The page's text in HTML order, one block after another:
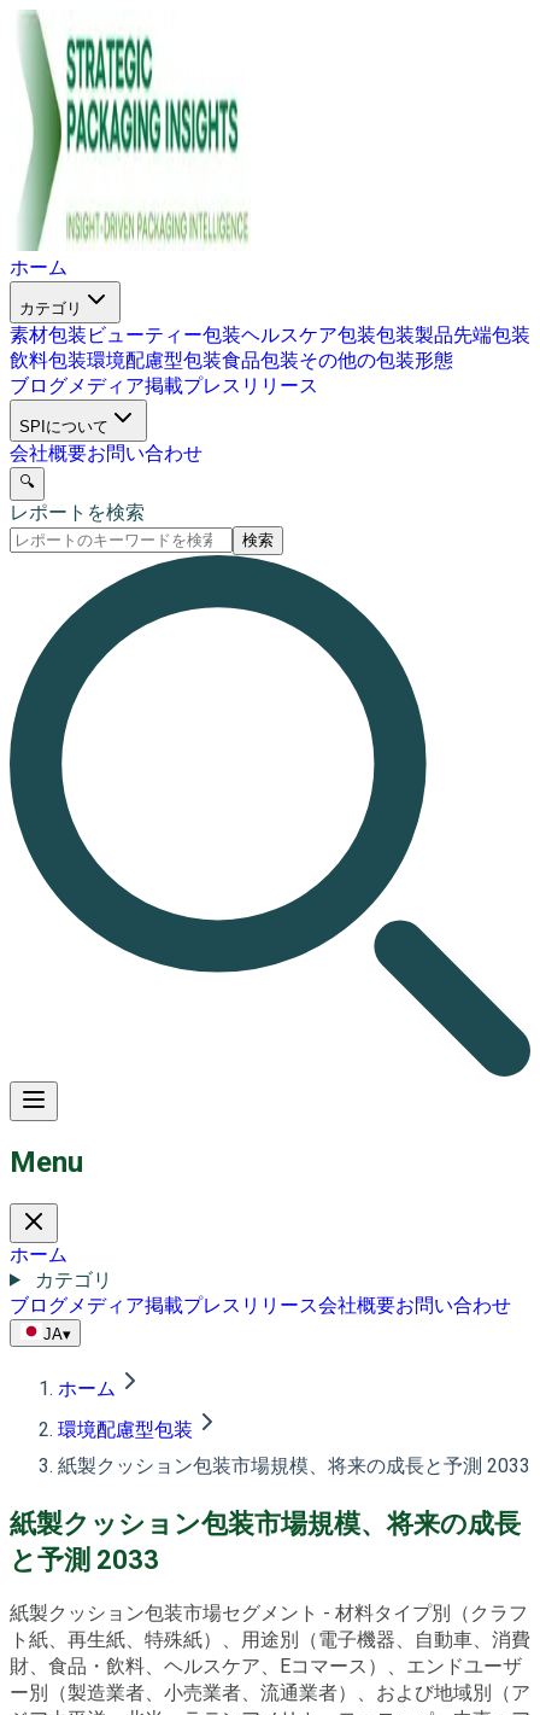
ホーム
カテゴリ
素材包装 ビューティー包装ヘルスケア包装包装製品先端包装
飲料包装環境配慮型包装食品包装その他の包装形態
ブログメディア掲載プレスリリース
SPIについて
会社概要お問い合わせ
🔍
レポートを検索
検索
Menu
ホーム
カテゴリ
ブログメディア掲載プレスリリース会社概要お問い合わせ
JA▾
ホーム
環境配慮型包装
紙製クッション包装市場規模、将来の成長と予測 2033
紙製クッション包装市場規模、将来の成長
と予測 2033
紙製クッション包装市場セグメント - 材料タイプ別（クラフ
ト紙、再生紙、特殊紙）、用途別（電子機器、自動車、消費
財、食品・飲料、ヘルスケア、Eコマース）、エンドユーザ
ー別（製造業者、小売業者、流通業者）、および地域別（ア